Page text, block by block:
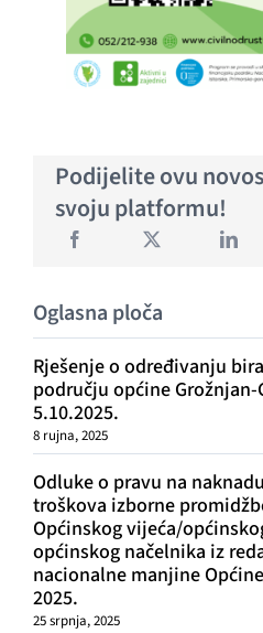
Podijelite ovu
svoju platformu!
Oglasna ploča
Rješenje o određivanju
području općine Grožnjan-
5.10.2025.
8 rujna, 2025
Odluke o pravu na
troškova izborne
Općinskog vijeća/
općinskog načelnika iz
nacionalne manjine
2025.
25 srpnja, 2025